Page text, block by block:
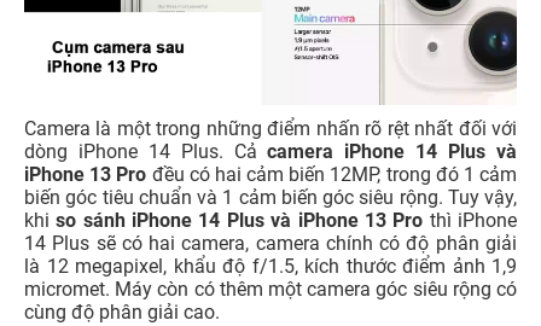
Camera là một trong những điểm nhấn rõ rệt nhất đối với
dòng iPhone 14 Plus. Cảcamera iPhone 14 Plus và
iPhone 13 Pro đều có hai cảm biến 12MP, trong đó 1 cảm
biến góc tiêu chuẩn và 1 cảm biến góc siêu rộng. Tuy vậy,
khiso sánh iPhone 14 Plus và iPhone 13 Pro thì iPhone
14 Plus sẽ có hai camera, camera chính có độ phân giải
là 12 megapixel, khẩu độ f/1.5, kích thước điểm ảnh 1,9
micromet. Máy còn có thêm một camera góc siêu rộng có
cùng độ phân giải cao.